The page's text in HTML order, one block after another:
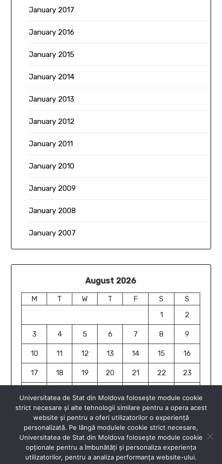
January 2017
January 2016
January 2015
January 2014
January 2013
January 2012
January 2011
January 2010
January 2009
January 2008
January 2007
August 2026
M T W T F S
S
1
2
3 4 5 6 7 8 9
10 11 12 13 14 15 16
17 18 19 20 21 22 23
31
« Jun
Universitatea de Stat din Moldova folosește module cookie
strict necesare și alte tehnologii similare pentru a opera acest
website și pentru a oferi utilizatorilor o experiență
personalizată. Pe lângă modulele cookie strict necesare,
Universitatea de Stat din Moldova folosește module cookie
opționale pentru a îmbunătăți și personaliza experiența
utilizatorilor, pentru a analiza performanța website-ului.